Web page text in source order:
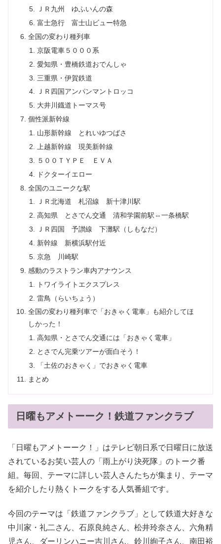
ＪＲ九州 ゆふいんの森
富士急行 富士山ビュー特急
全国の変わり種列車
京阪電車５０００系
愛知県・豊橋鉄道おでんしゃ
三重県・伊賀鉄道
ＪＲ四国アンパンマントロッコ
大井川鐡道トーマス号
個性派新幹線
山形新幹線 とれいゆつばさ
上越新幹線 現美新幹線
５００ＴＹＰＥ ＥＶＡ
ドクターイエロー
全国のユニークな駅
ＪＲ北海道 札沼線 新十津川駅
高知県 とさでん交通 清和学園前駅⇔一条橋駅
ＪＲ四国 予讃線 下灘駅（しもなだ）
新幹線 新横浜駅付近
京急 川崎駅
感動のラストラン車内アナウンス
トワイライトエクスプレス
雷鳥（らいちょう）
全国の変わり種列車で「おきゃく電車」も紹介してほ
しかった！
高知県・とさでん交通には「おきゃく電車」
とさでん完乗ツアーが面白そう！
「土佐のおきゃく」でおきゃく電車
まとめ
日曜もアメトーーク！鉄道ファンクラブ
「日曜もアメトーーク！」はテレビ朝日系で日曜日に放送
されているお笑い芸人の「雨上がり決死隊」のトーク番
組。毎回、テーマに詳しい芸人さんたちが集まり、テーマ
を紹介したり熱くトークをする人気番組です。
今回のテーマは「鉄道ファンクラブ」として鉄道大好きな
中川家・礼二さん、石原良純さん、松井玲奈さん、六角精
児さん、ダーリンハニー吉川さん、鈴川絢子さん、南田裕